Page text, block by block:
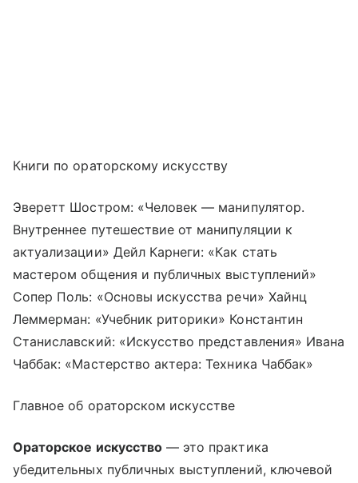
Книги по ораторскому искусству
Эверетт Шостром: «Человек — манипулятор.
Внутреннее путешествие от манипуляции к
актуализации» Дейл Карнеги: «Как стать
мастером общения и публичных выступлений»
Сопер Поль: «Основы искусства речи» Хайнц
Леммерман: «Учебник риторики» Константин
Станиславский: «Искусство представления» Ивана
Чаббак: «Мастерство актера: Техника Чаббак»
Главное об ораторском искусстве
Ораторское искусство— это практика
убедительных публичных выступлений, ключевой